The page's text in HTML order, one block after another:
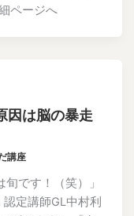
ページへ
因は脳の暴走
講座
です！（笑）」
定講師GL中村利